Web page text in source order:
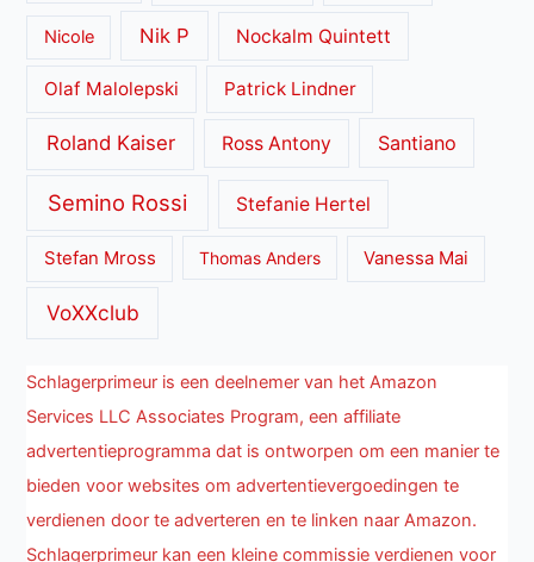
Nicole Nik P Nockalm Quintett
Olaf Malolepski Patrick Lindner
Roland Kaiser Ross Antony Santiano
Semino Rossi Stefanie Hertel
Stefan Mross Thomas Anders Vanessa Mai
VoXXclub
Schlagerprimeur is een deelnemer van het Amazon
Services LLC Associates Program, een affiliate
advertentieprogramma dat is ontworpen om een manier te
bieden voor websites om advertentievergoedingen te
verdienen door te adverteren en te linken naar Amazon.
Schlagerprimeur kan een kleine commissie verdienen voor